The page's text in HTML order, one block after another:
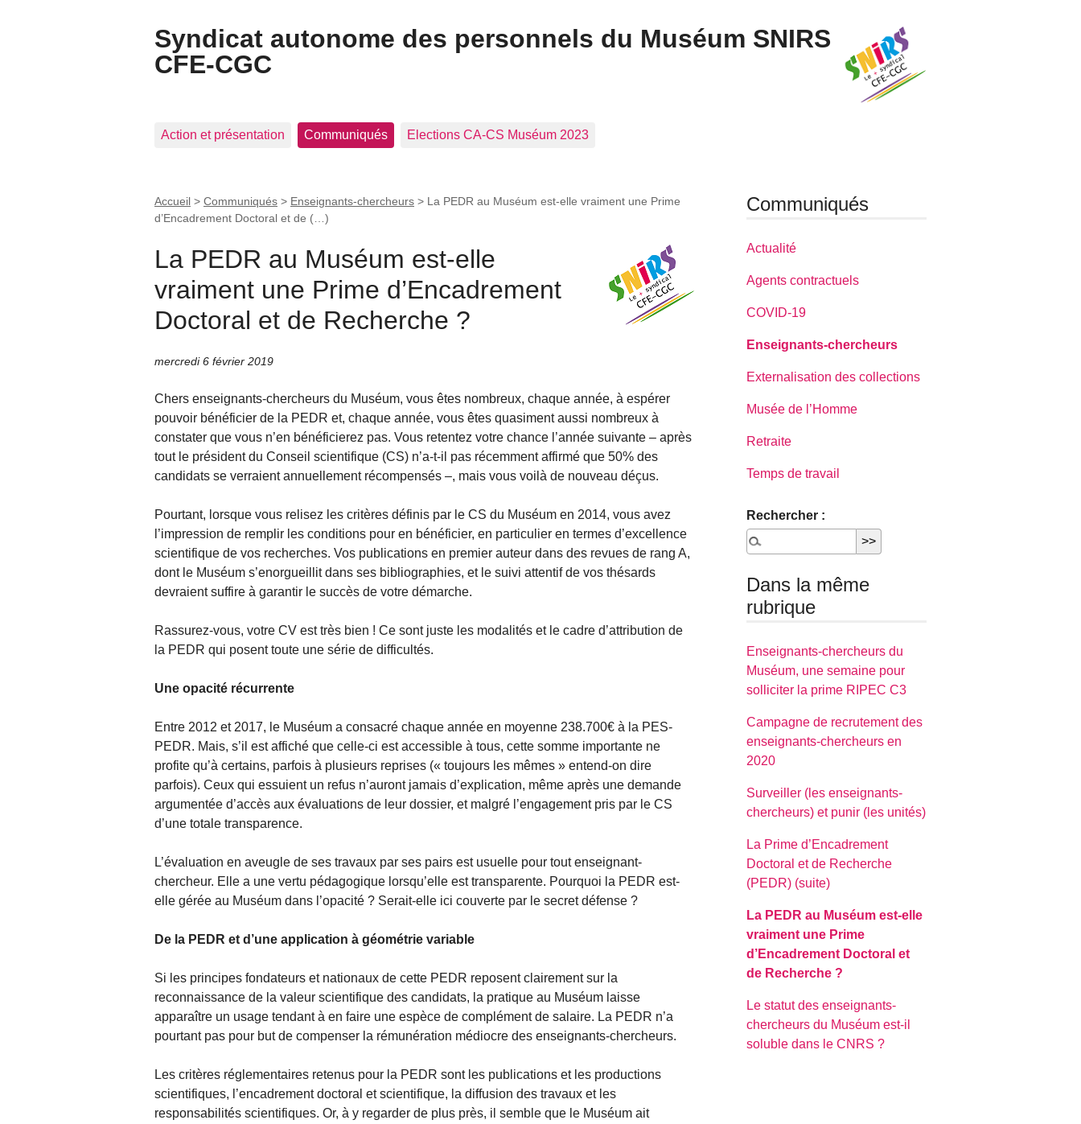
Syndicat autonome des personnels du Muséum SNIRS
CFE-CGC
Action et présentation Communiqués Elections CA-CS Muséum 2023
Accueil > Communiqués > Enseignants-chercheurs > La PEDR au Muséum est-elle vraiment une Prime
d’Encadrement Doctoral et de (…)
La PEDR au Muséum est-elle
vraiment une Prime d’Encadrement
Doctoral et de Recherche ?
mercredi 6 février 2019
Chers enseignants-chercheurs du Muséum, vous êtes nombreux, chaque année, à espérer
pouvoir bénéficier de la PEDR et, chaque année, vous êtes quasiment aussi nombreux à
constater que vous n’en bénéficierez pas. Vous retentez votre chance l’année suivante – après
tout le président du Conseil scientifique (CS) n’a-t-il pas récemment affirmé que 50% des
candidats se verraient annuellement récompensés –, mais vous voilà de nouveau déçus.
Pourtant, lorsque vous relisez les critères définis par le CS du Muséum en 2014, vous avez
l’impression de remplir les conditions pour en bénéficier, en particulier en termes d’excellence
scientifique de vos recherches. Vos publications en premier auteur dans des revues de rang A,
dont le Muséum s’enorgueillit dans ses bibliographies, et le suivi attentif de vos thésards
devraient suffire à garantir le succès de votre démarche.
Rassurez-vous, votre CV est très bien ! Ce sont juste les modalités et le cadre d’attribution de
la PEDR qui posent toute une série de difficultés.
Une opacité récurrente
Entre 2012 et 2017, le Muséum a consacré chaque année en moyenne 238.700€ à la PES-
PEDR. Mais, s’il est affiché que celle-ci est accessible à tous, cette somme importante ne
profite qu’à certains, parfois à plusieurs reprises (« toujours les mêmes » entend-on dire
parfois). Ceux qui essuient un refus n’auront jamais d’explication, même après une demande
argumentée d’accès aux évaluations de leur dossier, et malgré l’engagement pris par le CS
d’une totale transparence.
L’évaluation en aveugle de ses travaux par ses pairs est usuelle pour tout enseignant-
chercheur. Elle a une vertu pédagogique lorsqu’elle est transparente. Pourquoi la PEDR est-
elle gérée au Muséum dans l’opacité ? Serait-elle ici couverte par le secret défense ?
De la PEDR et d’une application à géométrie variable
Si les principes fondateurs et nationaux de cette PEDR reposent clairement sur la
reconnaissance de la valeur scientifique des candidats, la pratique au Muséum laisse
apparaître un usage tendant à en faire une espèce de complément de salaire. La PEDR n’a
pourtant pas pour but de compenser la rémunération médiocre des enseignants-chercheurs.
Les critères réglementaires retenus pour la PEDR sont les publications et les productions
scientifiques, l’encadrement doctoral et scientifique, la diffusion des travaux et les
responsabilités scientifiques. Or, à y regarder de plus près, il semble que le Muséum ait
Communiqués
Actualité
Agents contractuels
COVID-19
Enseignants-chercheurs
Externalisation des collections
Musée de l’Homme
Retraite
Temps de travail
Rechercher :
Dans la même
rubrique
Enseignants-chercheurs du
Muséum, une semaine pour
solliciter la prime RIPEC C3
Campagne de recrutement des
enseignants-chercheurs en
2020
Surveiller (les enseignants-
chercheurs) et punir (les unités)
La Prime d’Encadrement
Doctoral et de Recherche
(PEDR) (suite)
La PEDR au Muséum est-elle
vraiment une Prime
d’Encadrement Doctoral et
de Recherche ?
Le statut des enseignants-
chercheurs du Muséum est-il
soluble dans le CNRS ?